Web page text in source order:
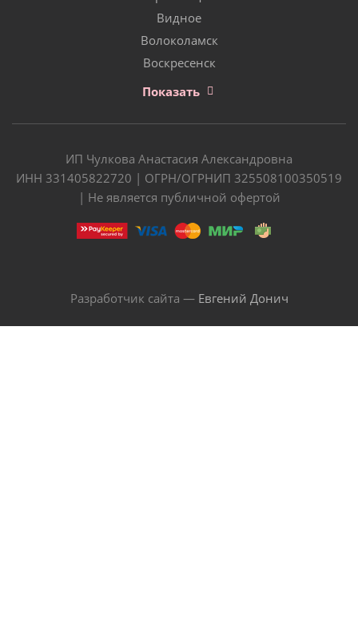
Видное
Волоколамск
Воскресенск
Показать
ИП Чулкова Анастасия Александровна
ИНН 331405822720 | ОГРН/ОГРНИП 325508100350519
| Не является публичной офертой
Разработчик сайта — Евгений Донич